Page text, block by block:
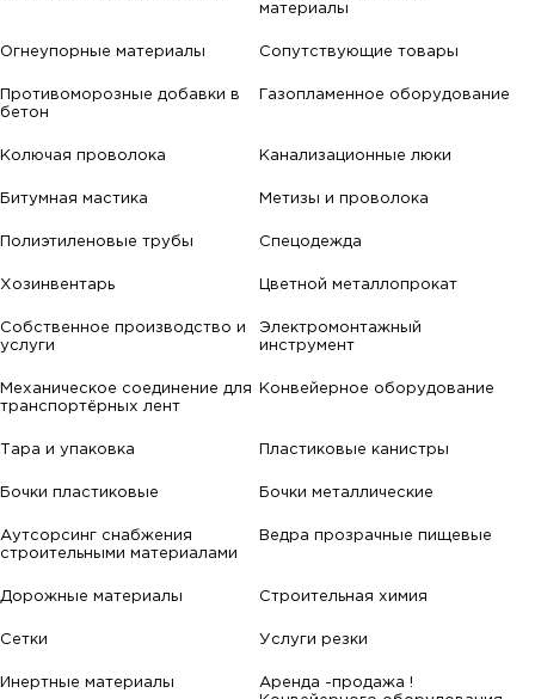
материалы
Огнеупорные материалы Сопутствующие товары
Противоморозные добавки в
бетон
Газопламенное оборудование
Колючая проволока Канализационные люки
Битумная мастика Метизы и проволока
Полиэтиленовые трубы Спецодежда
Хозинвентарь Цветной металлопрокат
Собственное производство и
услуги
Электромонтажный
инструмент
Механическое соединение для
транспортёрных лент
Конвейерное оборудование
Тара и упаковка Пластиковые канистры
Бочки пластиковые Бочки металлические
Аутсорсинг снабжения
строительными материалами
Ведра прозрачные пищевые
Дорожные материалы Строительная химия
Сетки Услуги резки
Инертные материалы
Аренда -продажа !